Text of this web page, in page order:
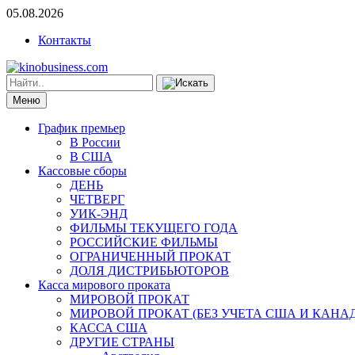
05.08.2026
Контакты
Меню
График премьер
В России
В США
Кассовые сборы
ДЕНЬ
ЧЕТВЕРГ
УИК-ЭНД
ФИЛЬМЫ ТЕКУЩЕГО ГОДА
РОССИЙСКИЕ ФИЛЬМЫ
ОГРАНИЧЕННЫЙ ПРОКАТ
ДОЛЯ ДИСТРИБЬЮТОРОВ
Касса мирового проката
МИРОВОЙ ПРОКАТ
МИРОВОЙ ПРОКАТ (БЕЗ УЧЕТА США И
КАССА США
ДРУГИЕ СТРАНЫ